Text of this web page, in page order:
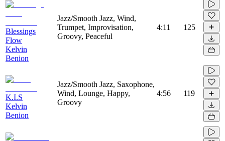
Blessings
Flow
Kelvin
Benion
Jazz/Smooth Jazz, Wind,
Trumpet, Improvisation,
Groovy, Peaceful
4:11 125
K.I.S
Kelvin
Benion
Jazz/Smooth Jazz, Saxophone,
Wind, Lounge, Happy,
Groovy
4:56 119